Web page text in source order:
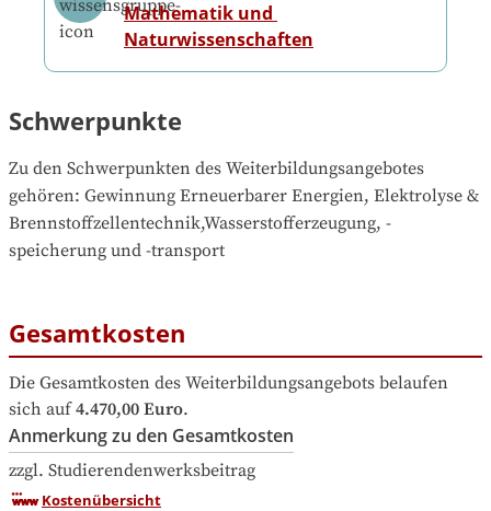
Mathematik und
Naturwissenschaften
Schwerpunkte
Zu den Schwerpunkten des Weiterbildungsangebotes
gehören: Gewinnung Erneuerbarer Energien, Elektrolyse &
Brennstoffzellentechnik,Wasserstofferzeugung, -
speicherung und -transport
Gesamtkosten
Die Gesamtkosten des Weiterbildungsangebots belaufen
sich auf 4.470,00 Euro.
Anmerkung zu den Gesamtkosten
zzgl. Studierendenwerksbeitrag
Kostenübersicht